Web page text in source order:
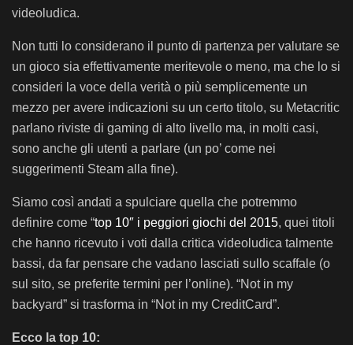
videoludica.
Non tutti lo considerano il punto di partenza per valutare se
un gioco sia effettivamente meritevole o meno, ma che lo si
consideri la voce della verità o più semplicemente un
mezzo per avere indicazioni su un certo titolo, su Metacritic
parlano riviste di gaming di alto livello ma, in molti casi,
sono anche gli utenti a parlare (un po’ come nei
suggerimenti Steam alla fine).
Siamo così andati a spulciare quella che potremmo
definire come “top 10″ i peggiori giochi del 2015, quei titoli
che hanno ricevuto i voti dalla critica videoludica talmente
bassi, da far pensare che vadano lasciati sullo scaffale (o
sul sito, se preferite termini per l’online). “Not in my
backyard” si trasforma in “Not in my CreditCard”.
Ecco la top 10: